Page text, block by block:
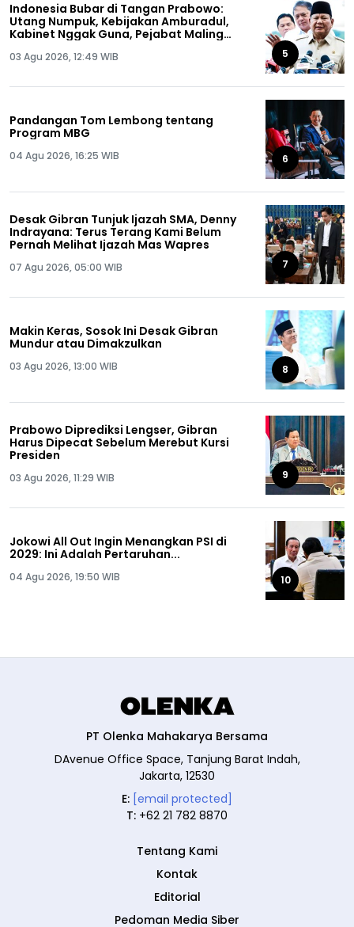
Indonesia Bubar di Tangan Prabowo:
Utang Numpuk, Kebijakan Amburadul,
Kabinet Nggak Guna, Pejabat Maling
03 Agu 2026, 12:49 WIB 5
Pandangan Tom Lembong tentang
Program MBG
04 Agu 2026, 16:25 WIB 6
Desak Gibran Tunjuk Ijazah SMA, Denny
Indrayana: Terus Terang Kami Belum
Pernah Melihat Ijazah Mas Wapres
07 Agu 2026, 05:00 WIB 7
Makin Keras, Sosok Ini Desak Gibran
Mundur atau Dimakzulkan
03 Agu 2026, 13:00 WIB 8
Prabowo Diprediksi Lengser, Gibran
Harus Dipecat Sebelum Merebut Kursi
Presiden
03 Agu 2026, 11:29 WIB 9
Jokowi All Out Ingin Menangkan PSI di
2029: Ini Adalah Pertaruhan...
04 Agu 2026, 19:50 WIB 10
PT Olenka Mahakarya Bersama
DAvenue Office Space, Tanjung Barat Indah,
Jakarta, 12530
E: [email protected]
T: +62 21 782 8870
Tentang Kami
Kontak
Editorial
Pedoman Media Siber